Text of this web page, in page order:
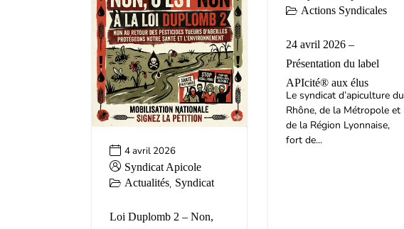
4 avril 2026
Syndicat Apicole
Actualités, Syndicat
Loi Duplomb 2 – Non,
Actions Syndicales
24 avril 2026 –
Présentation du label
APIcité® aux élus
Le syndicat d’apiculture du
Rhône, de la Métropole et
de la Région Lyonnaise,
fort de...